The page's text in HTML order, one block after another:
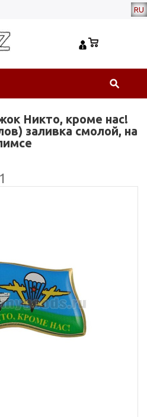
RU
Никто, кроме нас!
заливка смолой, на